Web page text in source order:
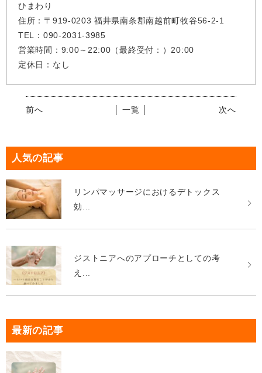
ひまわり
住所：〒919-0203 福井県南条郡南越前町牧谷56-2-1
TEL：090-2031-3985
営業時間：9:00～22:00（最終受付：）20:00
定休日：なし
前へ 次へ
│ 一覧 │
人気の記事
リンパマッサージにおけるデトックス
効...
ジストニアへのアプローチとしての考
え...
最新の記事